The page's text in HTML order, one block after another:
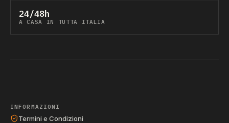
24/48h
A CASA IN TUTTA ITALIA
INFORMAZIONI
Termini e Condizioni